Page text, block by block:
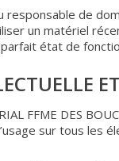
de
un matériel
état de
FFME DES
sur tous les